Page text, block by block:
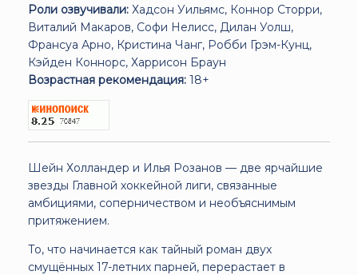
Роли озвучивали: Хадсон Уильямс, Коннор Сторри,
Виталий Макаров, Софи Нелисс, Дилан Уолш,
Франсуа Арно, Кристина Чанг, Робби Грэм-Кунц,
Кэйден Коннорс, Харрисон Браун
Возрастная рекомендация: 18+
Шейн Холландер и Илья Розанов — две ярчайшие
звезды Главной хоккейной лиги, связанные
амбициями, соперничеством и необъяснимым
притяжением.
То, что начинается как тайный роман двух
смущённых 17-летних парней, перерастает в